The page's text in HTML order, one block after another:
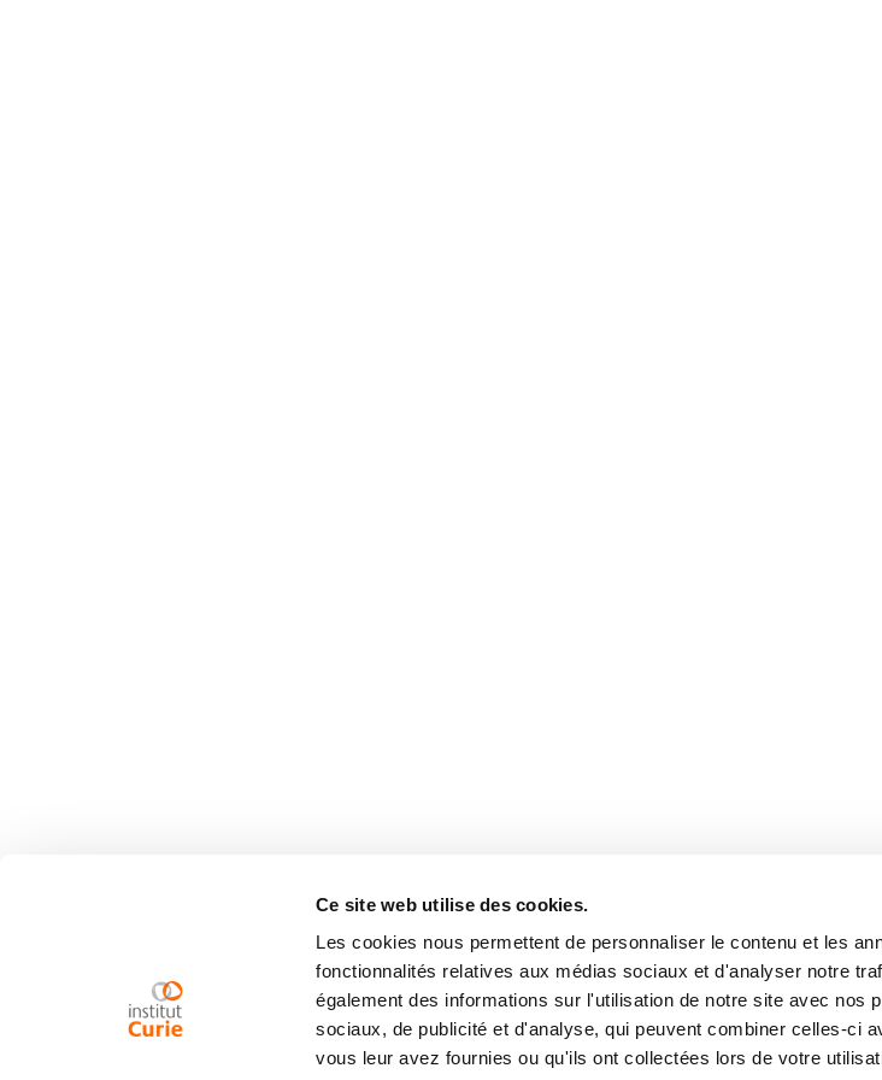
Ce site web utilise des cookies.
Les cookies nous permettent de personnaliser le contenu et les
fonctionnalités relatives aux médias sociaux et d'analyser notre
également des informations sur l'utilisation de notre site avec nos
sociaux, de publicité et d'analyse, qui peuvent combiner celles-ci
vous leur avez fournies ou qu'ils ont collectées lors de votre